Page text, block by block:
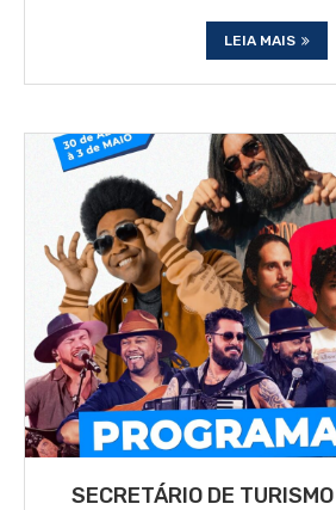
LEIA MAIS
SECRETÁRIO DE